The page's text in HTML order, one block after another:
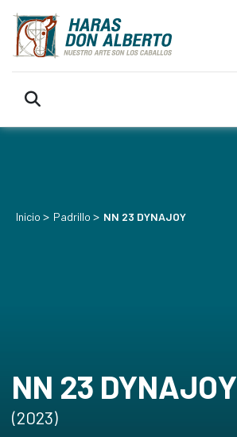
Inicio > Padrillo > NN 23 DYNAJOY
NN 23 DYNAJOY
(2023)